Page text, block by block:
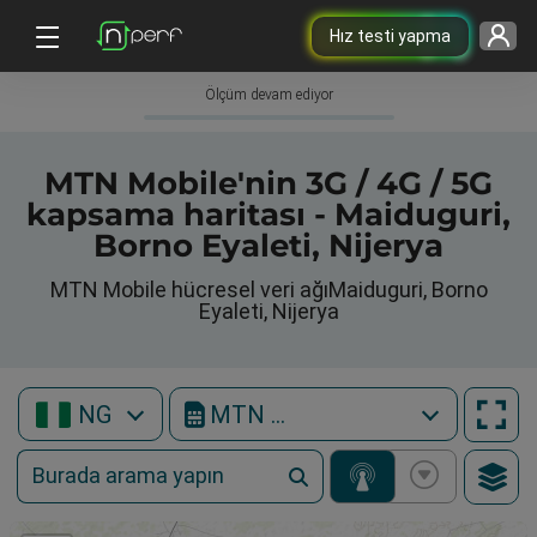
Hız testi yapma
Ölçüm devam ediyor
MTN Mobile'nin 3G / 4G / 5G
kapsama haritası - Maiduguri,
Borno Eyaleti, Nijerya
MTN Mobile hücresel veri ağıMaiduguri, Borno
Eyaleti, Nijerya
NG MTN Mobile